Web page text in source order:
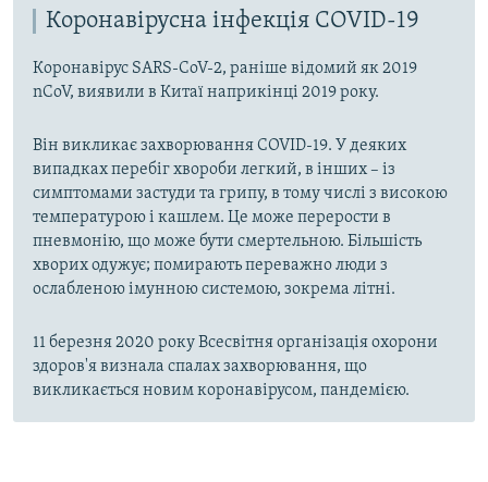
Коронавірусна інфекція COVID-19
Коронавірус SARS-CoV-2, раніше відомий як 2019
nCoV, виявили в Китаї наприкінці 2019 року.
Він викликає захворювання COVID-19. У деяких
випадках перебіг хвороби легкий, в інших – із
симптомами застуди та грипу, в тому числі з високою
температурою і кашлем. Це може перерости в
пневмонію, що може бути смертельною. Більшість
хворих одужує; помирають переважно люди з
ослабленою імунною системою, зокрема літні.
11 березня 2020 року Всесвітня організація охорони
здоров'я визнала спалах захворювання, що
викликається новим коронавірусом, пандемією.